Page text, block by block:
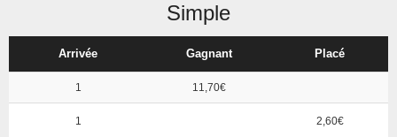
Simple
Arrivée Gagnant Placé
1 11,70€
1 2,60€